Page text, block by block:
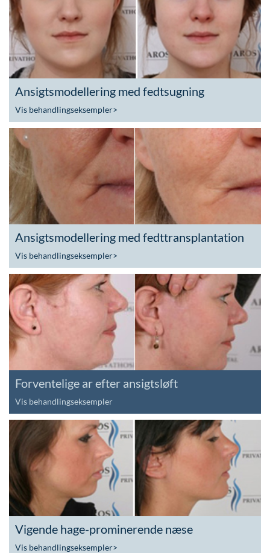
Ansigtsmodellering med fedtsugning
Vis behandlingseksempler>
Ansigtsmodellering med fedttransplantation
Vis behandlingseksempler>
Forventelige ar efter ansigtsløft
Vis behandlingseksempler
Vigende hage-prominerende næse
Vis behandlingseksempler>